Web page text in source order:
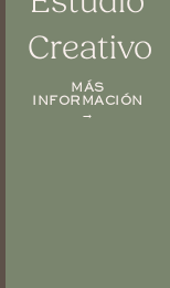
Creativo
MÁS
INFORMACIÓN
→